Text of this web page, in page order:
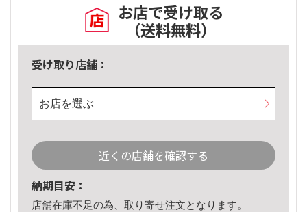
お店で受け取る
（送料無料）
受け取り店舗：
お店を選ぶ
近くの店舗を確認する
納期目安：
店舗在庫不足の為、取り寄せ注文となります。